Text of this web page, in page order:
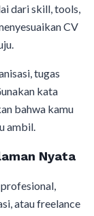
dari skill, tools,
CV
tugas
kata
bahwa kamu
ambil.
Nyata
atau freelance